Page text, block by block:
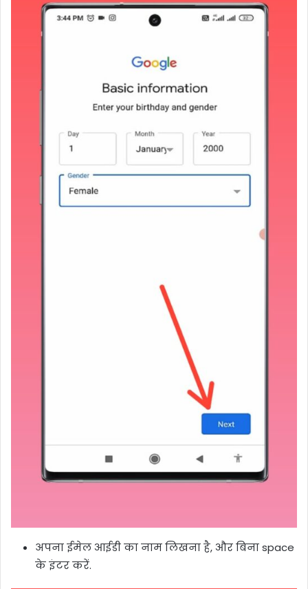
अपना ईमेल आईडी का नाम लिखना है, और बिना space
के इंटर करें.